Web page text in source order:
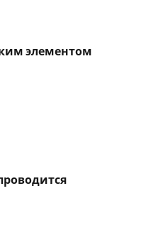
элементом